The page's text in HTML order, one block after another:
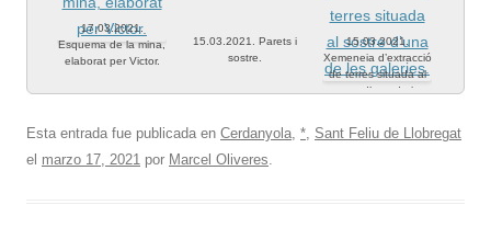
17.03.2021.
Esquema de la mina,
elaborat per Victor.
15.03.2021. Parets i
sostre.
15.03.2021.
Xemeneia d’extracció
de terres situada al
sostre d’una de les
Esta entrada fue publicada en Cerdanyola, *, Sant Feliu de Llobregat
el marzo 17, 2021 por Marcel Oliveres.